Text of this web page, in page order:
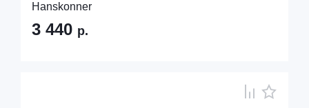
Hanskonner
3 440 р.